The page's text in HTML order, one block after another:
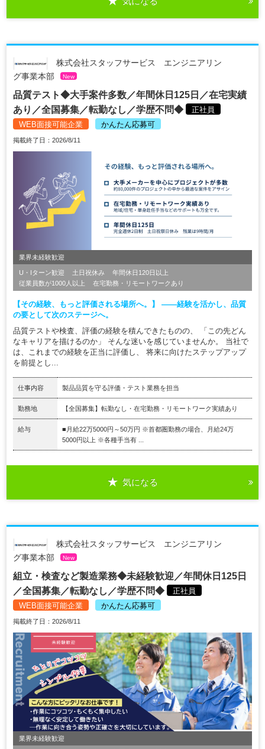
株式会社スタッフサービス エンジニアリン
グ事業本部
New
品質テスト◆大手案件多数／年間休日125日／在宅実績
あり／全国募集／転勤なし／学歴不問◆
正社員
WEB面接可能企業
かんたん応募可
掲載終了日：2026/8/11
業界未経験歓迎
U・Iターン歓迎 土日祝休み
年間休日120日以上
従業員数が1000人以上
在宅勤務・リモートワークあり
【その経験、もっと評価される場所へ。】 ――経験を活かし、品質
の要として次のステージへ。
品質テストや検査、評価の経験を積んできたものの、 「この先どん
なキャリアを描けるのか」 そんな迷いを感じていませんか。 当社で
は、これまでの経験を正当に評価し、 将来に向けたステップアップ
を前提とし...
仕事内容 製品品質を守る評価・テスト業務を担当
勤務地 【全国募集】転勤なし・在宅勤務・リモートワーク実績あり
給与
■月給22万5000円～50万円 ※首都圏勤務の場合、月給24万
5000円以上 ※各種手当有 ...
気になる
株式会社スタッフサービス エンジニアリン
グ事業本部
New
組立・検査など製造業務◆未経験歓迎／年間休日125日
／全国募集／転勤なし／学歴不問◆
正社員
WEB面接可能企業
かんたん応募可
掲載終了日：2026/8/11
業界未経験歓迎